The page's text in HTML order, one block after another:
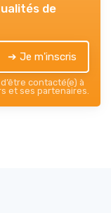
de
➔ Je m'inscris
contacté(e) à
et ses partenaires.